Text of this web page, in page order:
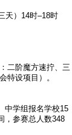
天）14时–18时
二阶魔方速拧、三
特设项目）。
中学组报名学校15
，参赛总人数348